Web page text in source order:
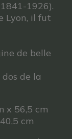
1926).
Lyon, il fut
de belle
de la
x 56,5 cm
cm